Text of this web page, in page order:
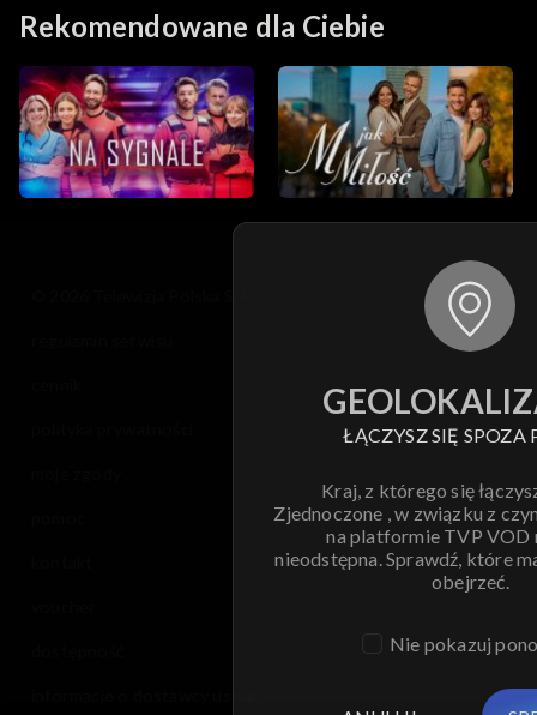
Rekomendowane dla Ciebie
ŁĄCZYSZ SIĘ SPOZA
Kraj, z którego się
Zjednoczone , w związku z
na platformie TVP VOD
nieodstępna. Sprawdź, które
obejrzeć.
Nie pokazuj